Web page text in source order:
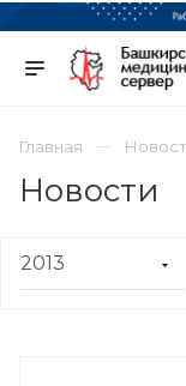
Главная
Новости